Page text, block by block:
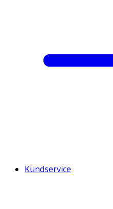
Kundservice